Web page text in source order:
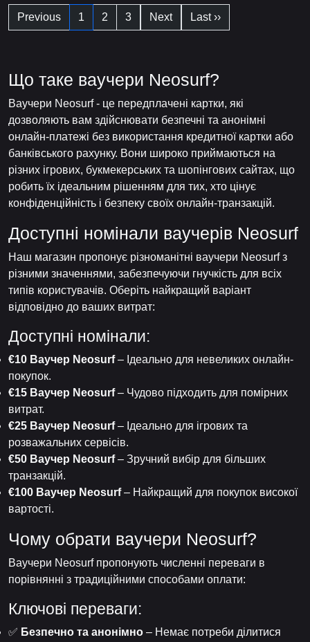
Previous 1 2 3 Next Last ››
Що таке ваучери Neosurf?
Ваучери Neosurf - це передплачені картки, які
дозволяють вам здійснювати безпечні та анонімні
онлайн-платежі без використання кредитної картки або
банківського рахунку. Вони широко приймаються на
різних ігрових, букмекерських та шопінгових сайтах, що
робить їх ідеальним рішенням для тих, хто цінує
конфіденційність і безпеку своїх онлайн-транзакцій.
Доступні номінали ваучерів Neosurf
Наш магазин пропонує різноманітні ваучери Neosurf з
різними значеннями, забезпечуючи гнучкість для всіх
типів користувачів. Оберіть найкращий варіант
відповідно до ваших витрат:
Доступні номінали:
€10 Ваучер Neosurf– Ідеально для невеликих онлайн-
покупок.
€15 Ваучер Neosurf– Чудово підходить для помірних
витрат.
€25 Ваучер Neosurf– Ідеально для ігрових та
розважальних сервісів.
€50 Ваучер Neosurf– Зручний вибір для більших
транзакцій.
€100 Ваучер Neosurf– Найкращий для покупок високої
вартості.
Чому обрати ваучери Neosurf?
Ваучери Neosurf пропонують численні переваги в
порівнянні з традиційними способами оплати:
Ключові переваги:
✅ Безпечно та анонімно – Немає потреби ділитися